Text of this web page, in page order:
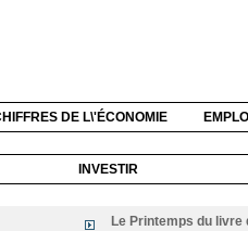
DE L\'ÉCONOMIE EMPLOI
INVESTIR
Le Printemps du livre de